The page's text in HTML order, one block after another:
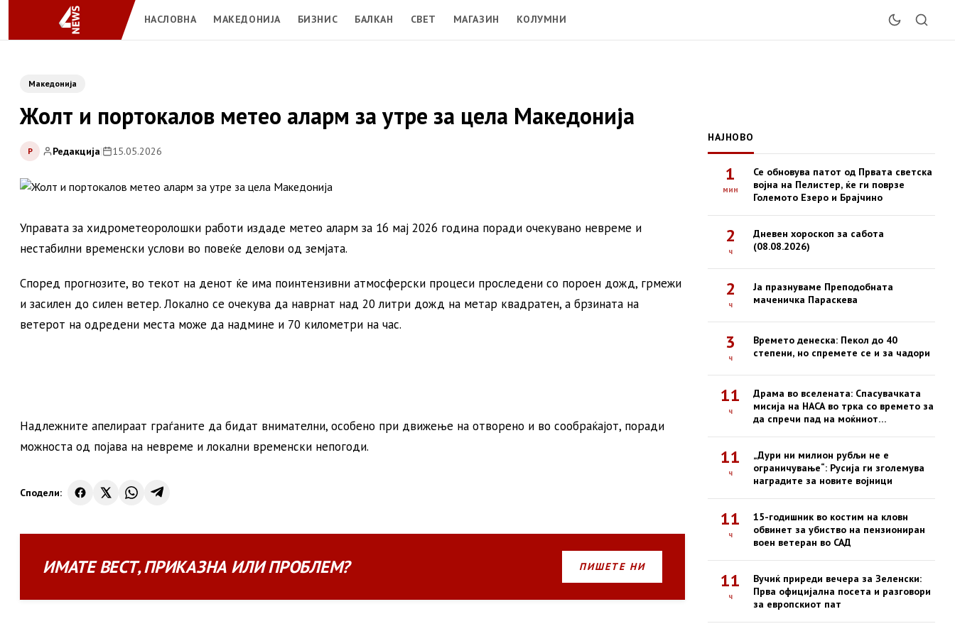
НАСЛОВНА МАКЕДОНИЈА БИЗНИС БАЛКАН СВЕТ МАГАЗИН КОЛУМНИ
Македонија
Жолт и портокалов метео аларм за утре за цела Македонија
Р Редакција| 15.05.2026
Управата за хидрометеоролошки работи издаде метео аларм за 16 мај 2026 година поради очекувано невреме и
нестабилни временски услови во повеќе делови од земјата.
Според прогнозите, во текот на денот ќе има поинтензивни атмосферски процеси проследени со пороен дожд, грмежи
и засилен до силен ветер. Локално се очекува да наврнат над 20 литри дожд на метар квадратен, а брзината на
ветерот на одредени места може да надмине и 70 километри на час.
Надлежните апелираат граѓаните да бидат внимателни, особено при движење на отворено и во сообраќајот, поради
можноста од појава на невреме и локални временски непогоди.
Сподели:
ИМАТЕВЕСТ,ПРИКАЗНА ИЛИПРОБЛЕМ? ПИШЕТЕ НИ
НАЈНОВО
1
мин
Се обновува патот од Првата светска
војна на Пелистер, ќе ги поврзе
Големото Езеро и Брајчино
2
ч
Дневен хороскоп за сабота
(08.08.2026)
2
ч
Ја празнуваме Преподобната
маченичка Параскева
3
ч
Времето денеска: Пекол до 40
степени, но спремете се и за чадори
11
ч
Драма во вселената: Спасувачката
мисија на НАСА во трка со времето за
да спречи пад на моќниот
11
ч
„Дури ни милион рубљи не е
ограничување“: Русија ги зголемува
наградите за новите војници
11
ч
15-годишник во костим на кловн
обвинет за убиство на пензиониран
воен ветеран во САД
11
ч
Вучиќ приреди вечера за Зеленски:
Прва официјална посета и разговори
за европскиот пат